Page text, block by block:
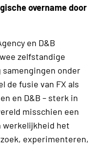
overname door
en D&B
zelfstandige
samengingen onder
de fusie van FX als
en D&B – sterk in
misschien een
werkelijkheid het
experimenteren,